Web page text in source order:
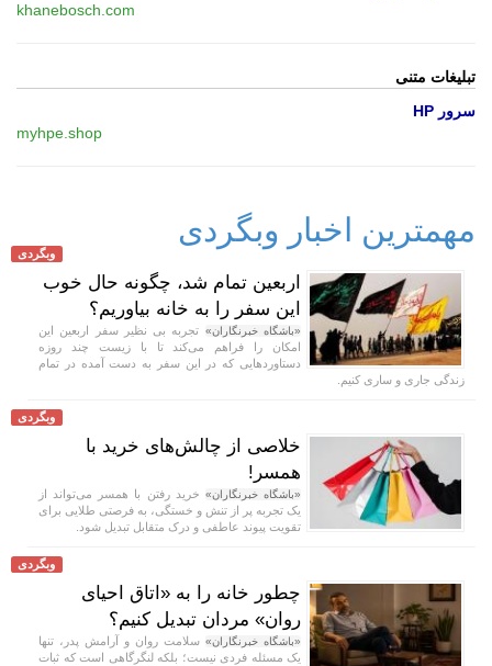
khanebosch.com
تبلیغات متنی
سرور HP
myhpe.shop
مهمترین اخبار وبگردی
وبگردی
اربعین تمام شد، چگونه حال خوب
این سفر را به خانه بیاوریم؟
«باشگاه خبرنگاران» تجربه بی نظیر سفر اربعین این
امکان را فراهم می‌کند تا با زیست چند روزه
دستاورد‌هایی که در این سفر به دست آمده در تمام
زندگی جاری و ساری کنیم.
وبگردی
خلاصی از چالش‌های خرید با
همسر!
«باشگاه خبرنگاران» خرید رفتن با همسر می‌تواند از
یک تجربه پر از تنش و خستگی، به فرصتی طلایی برای
تقویت پیوند عاطفی و درک متقابل تبدیل شود.
وبگردی
چطور خانه را به «اتاق احیای
روان» مردان تبدیل کنیم؟
«باشگاه خبرنگاران» سلامت روان و آرامش پدر، تنها
یک مسئله فردی نیست؛ بلکه لنگرگاهی است که ثبات